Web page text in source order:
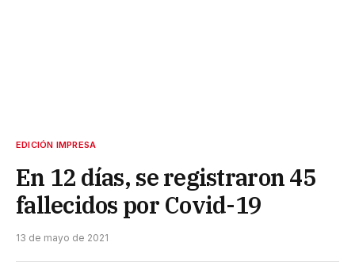
EDICIÓN IMPRESA
En 12 días, se registraron 45
fallecidos por Covid-19
13 de mayo de 2021